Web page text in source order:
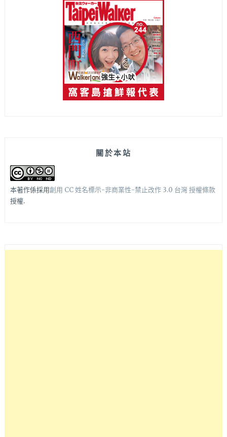
關於本站
本著作係採用創用 CC 姓名標示-非商業性-禁止改作 3.0 台灣 授權條款
授權.